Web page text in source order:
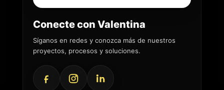
Conecte con Valentina
Síganos en redes y conozca más de nuestros
proyectos, procesos y soluciones.